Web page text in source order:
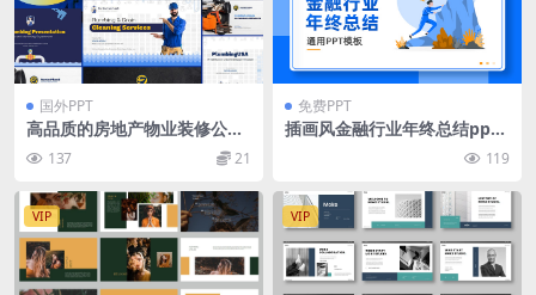
国外PPT
高品质的房地产物业装修公司
管道服务行业powerpoint谷
歌幻灯片Google Slides演示
模板（pptx）
137 21
免费PPT
插画风金融行业年终总结ppt
119
VIP VIP